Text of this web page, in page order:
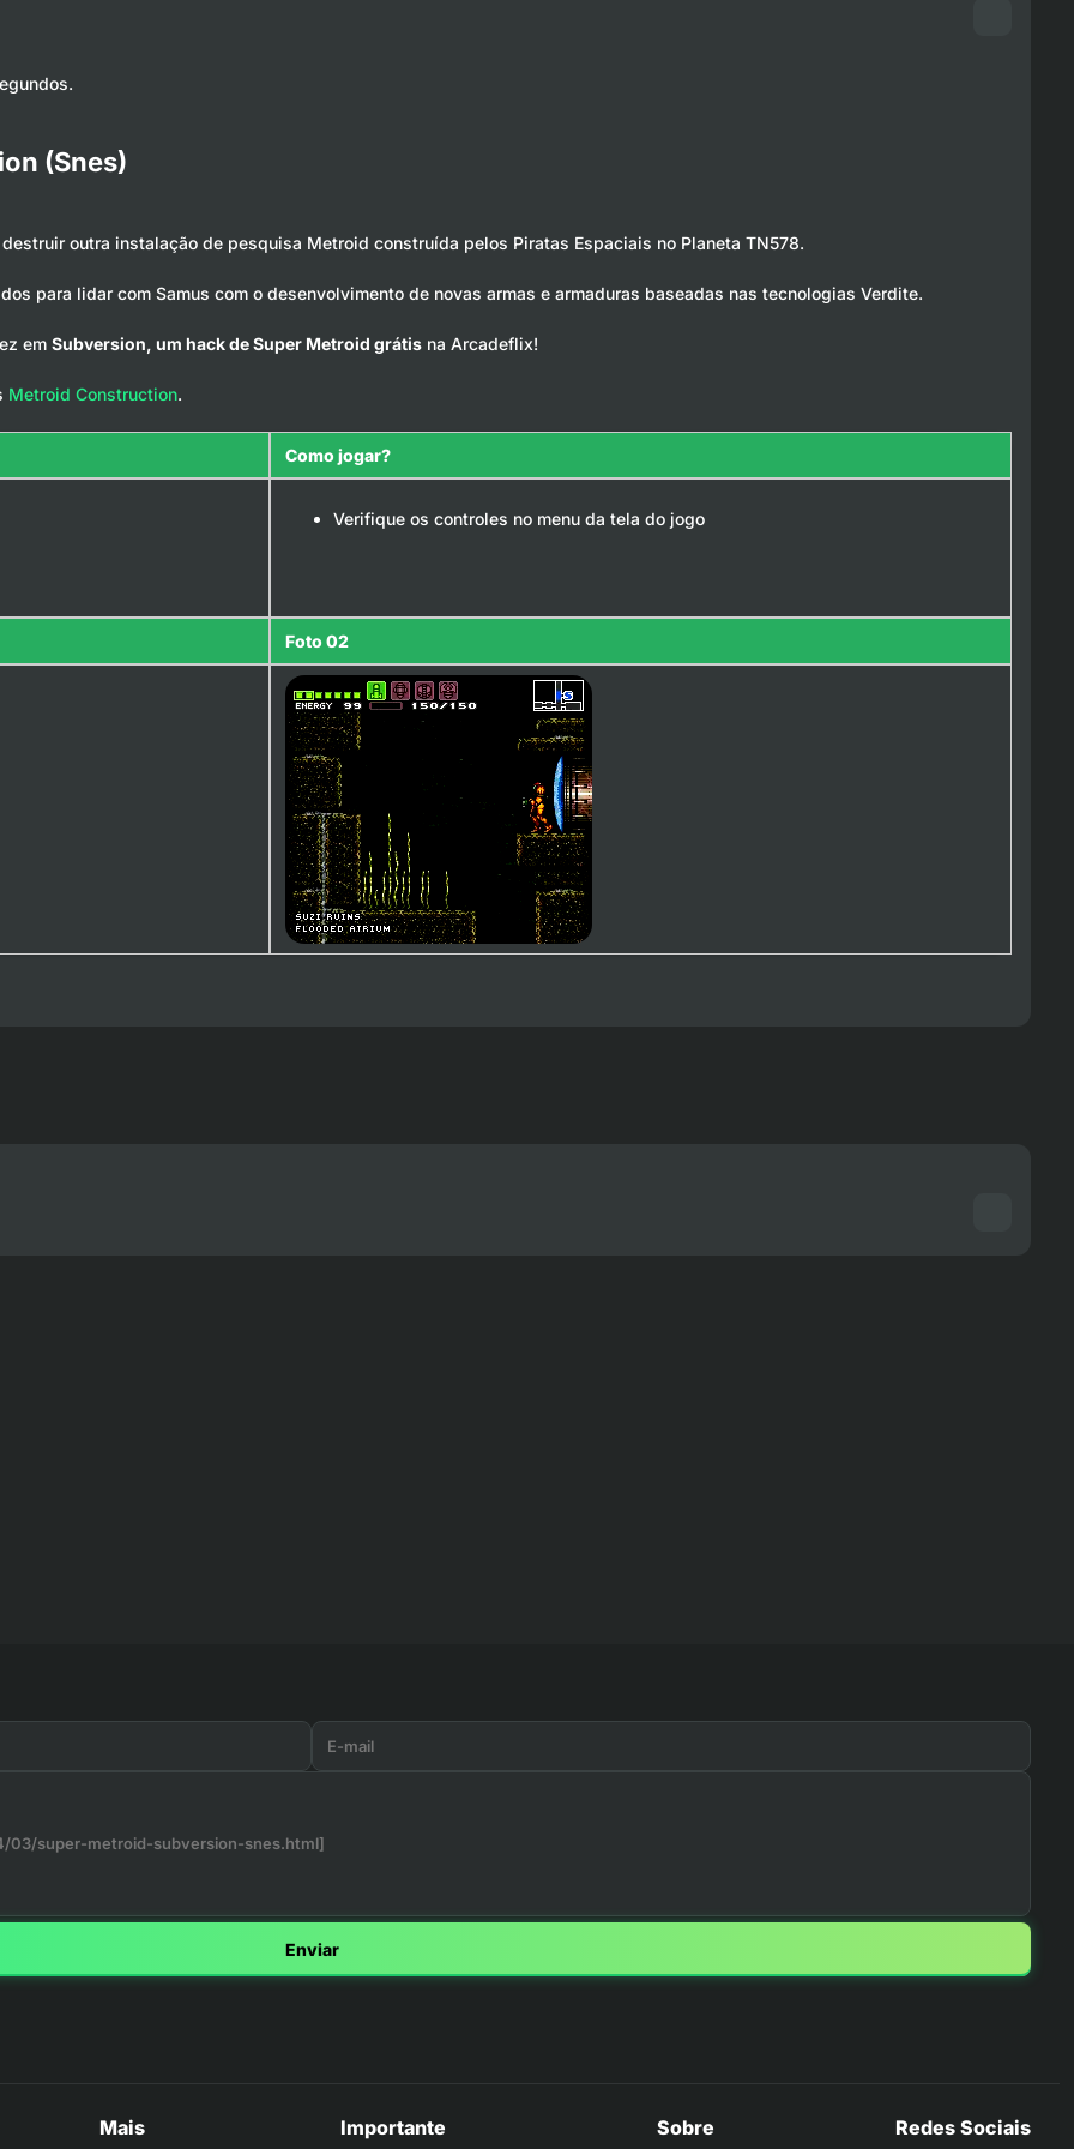
(Snes)
outra instalação de pesquisa Metroid construída pelos Piratas Espaciais no Planeta TN578.
para lidar com Samus com o desenvolvimento de novas armas e armaduras baseadas nas tecnologias Verdite.
em Subversion, um hack de Super Metroid grátis na Arcadeflix!
Metroid Construction.
Como jogar?
Verifique os controles no menu da tela do jogo
Foto 02
Enviar
Mais Importante Sobre Redes Sociais